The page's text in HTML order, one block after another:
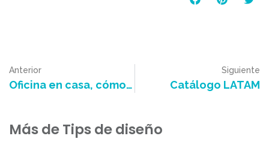
Anterior
Oficina en casa, cómo integrarla con tus espacios
Siguiente
Catálogo LATAM
Más de Tips de diseño